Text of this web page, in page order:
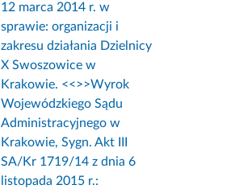
12 marca 2014 r. w
sprawie: organizacji i
zakresu działania Dzielnicy
X Swoszowice w
Krakowie. <<>>Wyrok
Wojewódzkiego Sądu
Administracyjnego w
Krakowie, Sygn. Akt III
SA/Kr 1719/14 z dnia 6
listopada 2015 r.: